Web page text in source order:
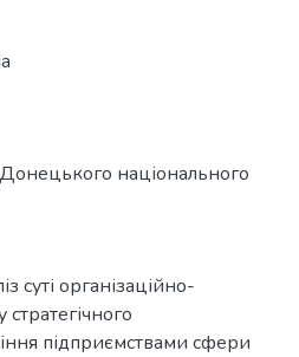
національного
суті організаційно-
підприємствами сфери